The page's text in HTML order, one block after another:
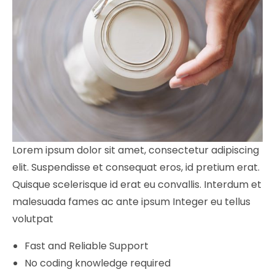
Lorem ipsum dolor sit amet, consectetur adipiscing
elit. Suspendisse et consequat eros, id pretium erat.
Quisque scelerisque id erat eu convallis. Interdum et
malesuada fames ac ante ipsum Integer eu tellus
volutpat
Fast and Reliable Support
No coding knowledge required